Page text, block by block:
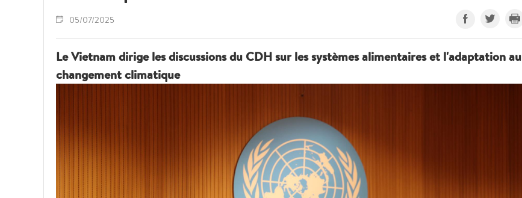
05/07/2025
Le Vietnam dirige les discussions du CDH sur les systèmes alimentaires et l'adaptation au
changement climatique